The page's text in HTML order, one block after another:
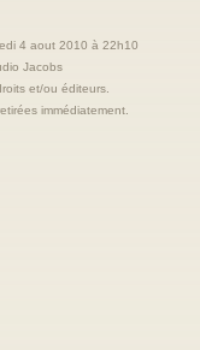
4 aout 2010 à 22h10
Jacobs
et/ou éditeurs.
immédiatement.